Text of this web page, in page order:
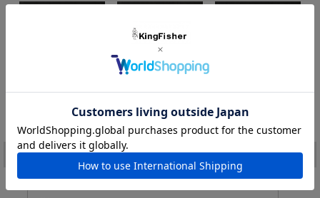
レッドボーン
#11
/オレンジスポット
/ブラックスプラッター
1,683円(税込)
[ポイント還元 33ポイント～]
注文
カラー：